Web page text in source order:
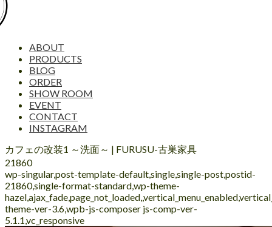
ABOUT
PRODUCTS
BLOG
ORDER
SHOW ROOM
EVENT
CONTACT
INSTAGRAM
カフェの改装1 ～洗面～ | FURUSU-古巣家具
21860
wp-singular,post-template-default,single,single-post,postid-
21860,single-format-standard,wp-theme-
theme-ver-3.6,wpb-js-composer js-comp-ver-
5.1.1,vc_responsive